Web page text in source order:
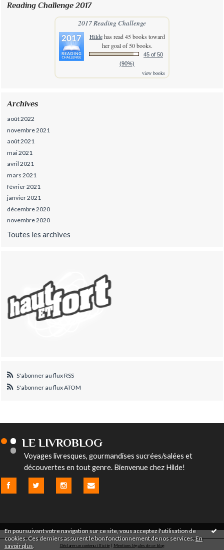
En poursuivant votre navigation sur ce site, vous acceptez l'utilisation de
cookies. Ces derniers assurent le bon fonctionnement de nos services.En
savoir plus
Reading Challenge 2017
2017 Reading Challenge
Hildehas read 45 books toward
her goal of 50 books.
45 of 50
(90%)
view books
Archives
août 2022
novembre 2021
août 2021
mai 2021
avril 2021
mars 2021
février 2021
janvier 2021
décembre 2020
novembre 2020
Toutes les archives
S'abonner au flux RSS
S'abonner au flux ATOM
LE LIVROBLOG
Voyages livresques, gourmandises sucrées/salées et
découvertes en tout genre. Bienvenue chez Hilde!
Déclarer un contenu illicite| Mentions légales de ce blog